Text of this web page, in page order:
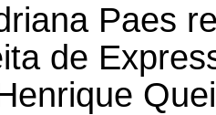
Paes
de